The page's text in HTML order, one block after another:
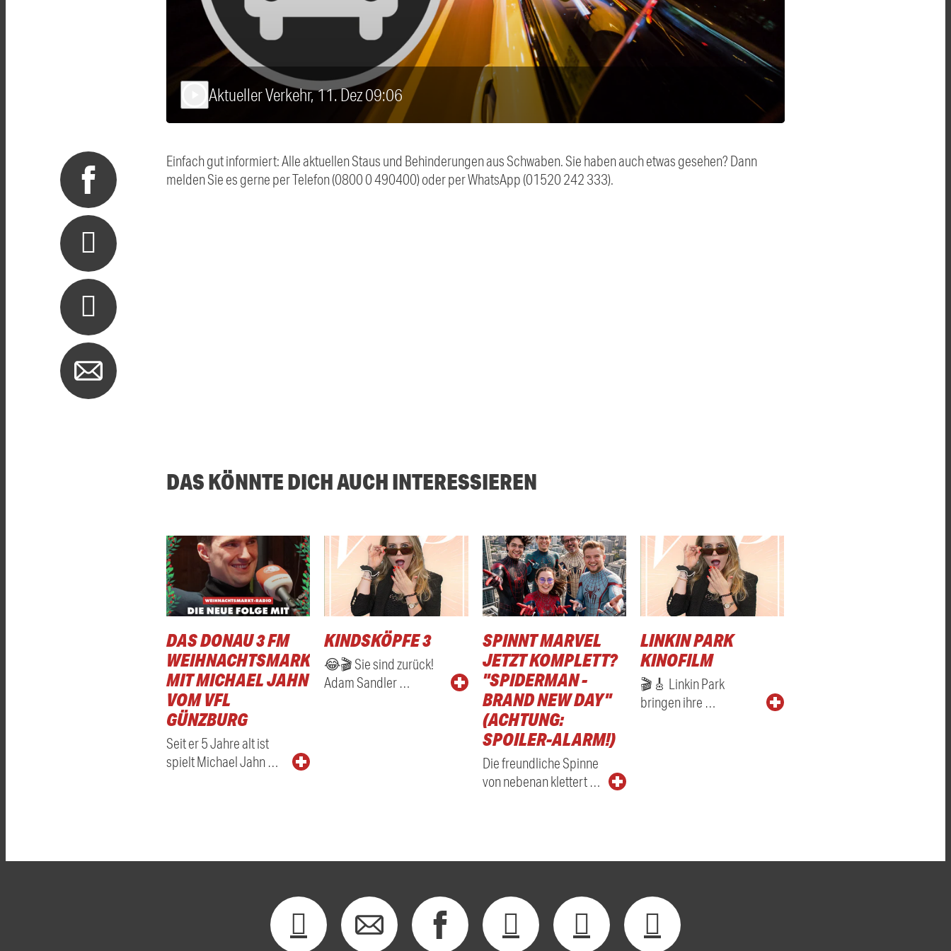
Aktueller Verkehr, 11. Dez 09:06
Einfach gut informiert: Alle aktuellen Staus und Behinderungen aus Schwaben. Sie haben auch etwas gesehen? Dann
melden Sie es gerne per Telefon (0800 0 490400) oder per WhatsApp (01520 242 333).
DAS KÖNNTE DICH AUCH INTERESSIEREN
DAS DONAU 3 FM
WEIHNACHTSMARKTRADIO
MIT MICHAEL JAHN
VOM VFL
GÜNZBURG
Seit er 5 Jahre alt ist
spielt Michael Jahn …
KINDSKÖPFE 3
😂🎬 Sie sind zurück!
Adam Sandler …
SPINNT MARVEL
JETZT KOMPLETT?
"SPIDERMAN -
BRAND NEW DAY"
(ACHTUNG:
SPOILER-ALARM!)
Die freundliche Spinne
von nebenan klettert …
LINKIN PARK
KINOFILM
🎬🎸 Linkin Park
bringen ihre …